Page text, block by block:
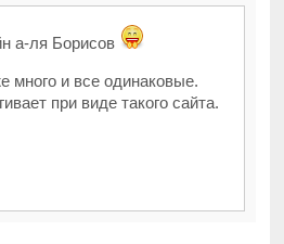
а-ля Борисов
много и все одинаковые.
при виде такого сайта.